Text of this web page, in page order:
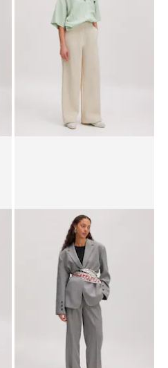
Pantalon 'Bianca'
129.00 CHF 62.90 CHF